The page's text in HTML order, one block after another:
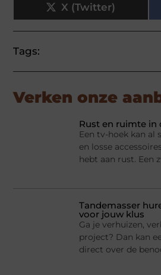
X (Twitter)
Tags:
Verken onze
Rust en ruimte in
Een tv-hoek kan al
en losse
hebt aan rust. Een
Tandemasser
voor jouw klus
Ga je verhuizen,
project? Dan kan
direct over de